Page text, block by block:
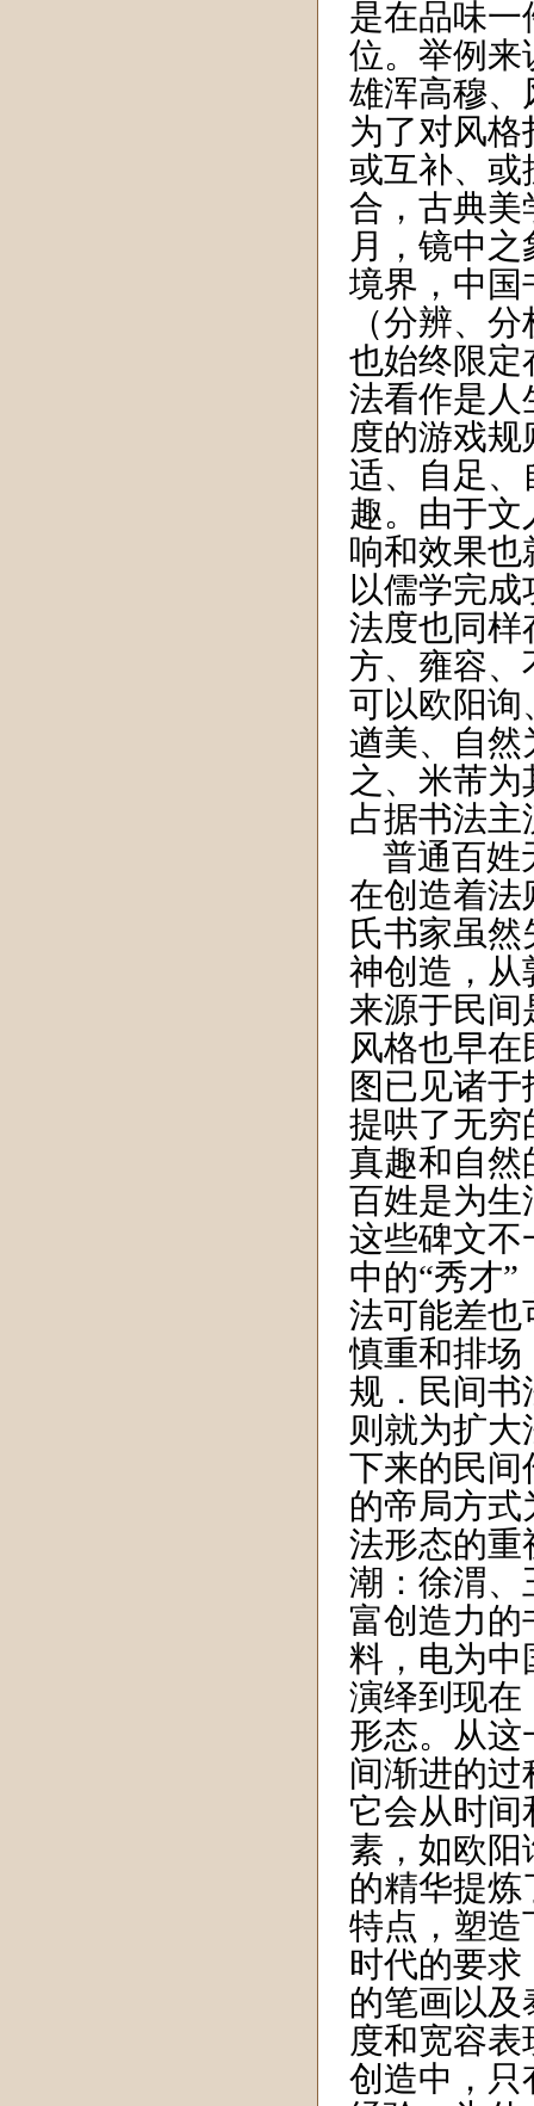
是在品味一
位。举例来
雄浑高穆、
为了对风
或互补、或
合，古典美
月，镜中
境界，中国
（分辨、
也始终限定
法看作是人
度的游戏
适、自足、
趣。由于
响和效果也
以儒学完
法度也同样
方、雍容、
可以欧阳询
遒美、自然
之、米芾
占据书法主
普通百姓
在创造着法
氏书家虽
神创造，从
来源于民间
风格也早
图已见诸
提哄了无穷
真趣和自然
百姓是为生
这些碑文不
中的“秀才
法可能差也
慎重和排场
规．民间书
则就为扩
下来的民间
的帝局方
法形态的重
潮：徐渭、
富创造力的
料，电为中
演绎到现在
形态。从这
间渐进的
它会从时间
素，如欧阳
的精华提
特点，塑造
时代的要
的笔画以
度和宽容
创造中，只